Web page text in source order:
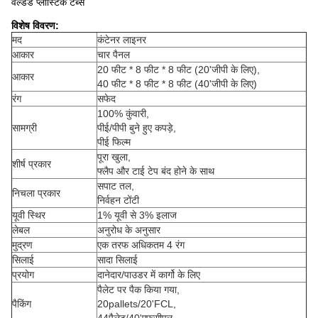
विशेष विवरण:
मद
कंटेनर लाइनर
आकार
चार पैनल
आकार
20 फीट * 8 फीट * 8 फीट (20'जीपी के लिए),
40 फीट * 8 फीट * 8 फीट (40'जीपी के लिए)
रंग
सफेद
सामग्री
100% कुंवारी,
पीई/पीपी बुने हुए कपड़े,
पीई फिल्म
शीर्ष प्रकार
पूरा खुला,
फ्लैप और टाई टेप बंद होने के साथ
निचला प्रकार
सपाट तल,
निर्वहन टोंटी
यूवी स्थिर
1% यूवी से 3% इलाज
लेबल
अनुरोध के अनुसार
मुद्रण
एक तरफ अधिकतम 4 रंग
सिलाई
सादा सिलाई
प्रयोग
दानेदार/पाउडर में कार्गो के लिए
पैकिंग
पैलेट पर पैक किया गया,
20pallets/20'FCL,